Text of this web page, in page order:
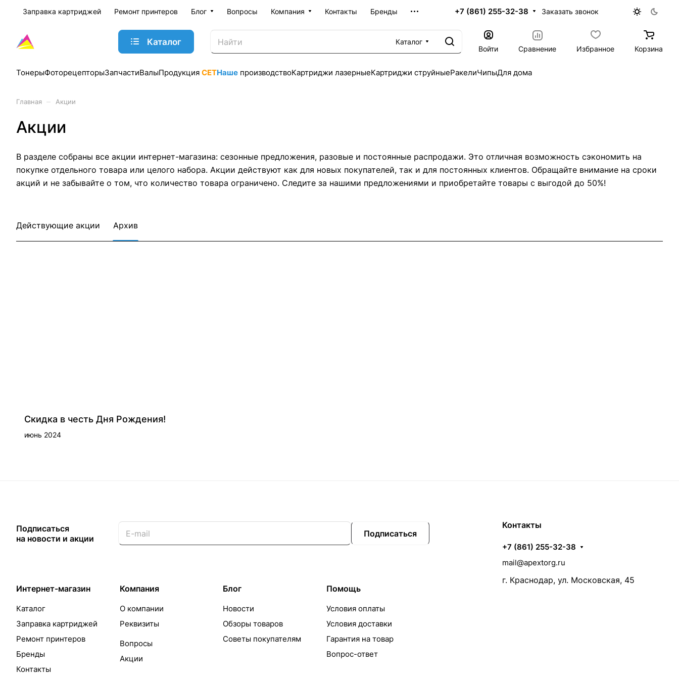
Заправка картриджей Ремонт принтеров Блог Вопросы Компания Контакты Бренды +7 (861) 255-32-38 Заказать звонок
Каталог
Каталог
Войти
Сравнение Избранное Корзина
ТонерыФоторецепторыЗапчастиВалыПродукция CETНаше производствоКартриджи лазерныеКартриджи струйныеРакелиЧипыДля дома
Главная Акции
Акции
В разделе собраны все акции интернет-магазина: сезонные предложения, разовые и постоянные распродажи. Это отличная возможность сэкономить на
покупке отдельного товара или целого набора. Акции действуют как для новых покупателей, так и для постоянных клиентов. Обращайте внимание на сроки
акций и не забывайте о том, что количество товара ограничено. Следите за нашими предложениями и приобретайте товары с выгодой до 50%!
Действующие акции Архив
Скидка в честь Дня Рождения!
июнь 2024
Подписаться
на новости и акции
Подписаться
Интернет-магазин
Каталог
Заправка картриджей
Ремонт принтеров
Бренды
Контакты
Компания
О компании
Реквизиты
Вопросы
Акции
Блог
Новости
Обзоры товаров
Советы покупателям
Помощь
Условия оплаты
Условия доставки
Гарантия на товар
Вопрос-ответ
Контакты
+7 (861) 255-32-38
mail@apextorg.ru
г. Краснодар, ул. Московская, 45